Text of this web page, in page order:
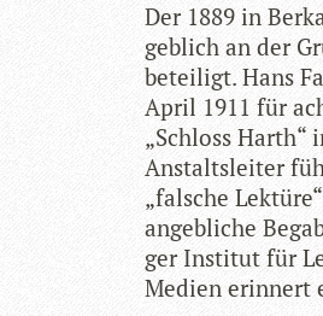
Der 1889 in
geb­lich an der
betei­ligt. Hans
April 1911 für
„Schloss
Anstalts­lei­ter
„fal­sche
angeb­li­che
ger Insti­tut für
Medien erin­nert